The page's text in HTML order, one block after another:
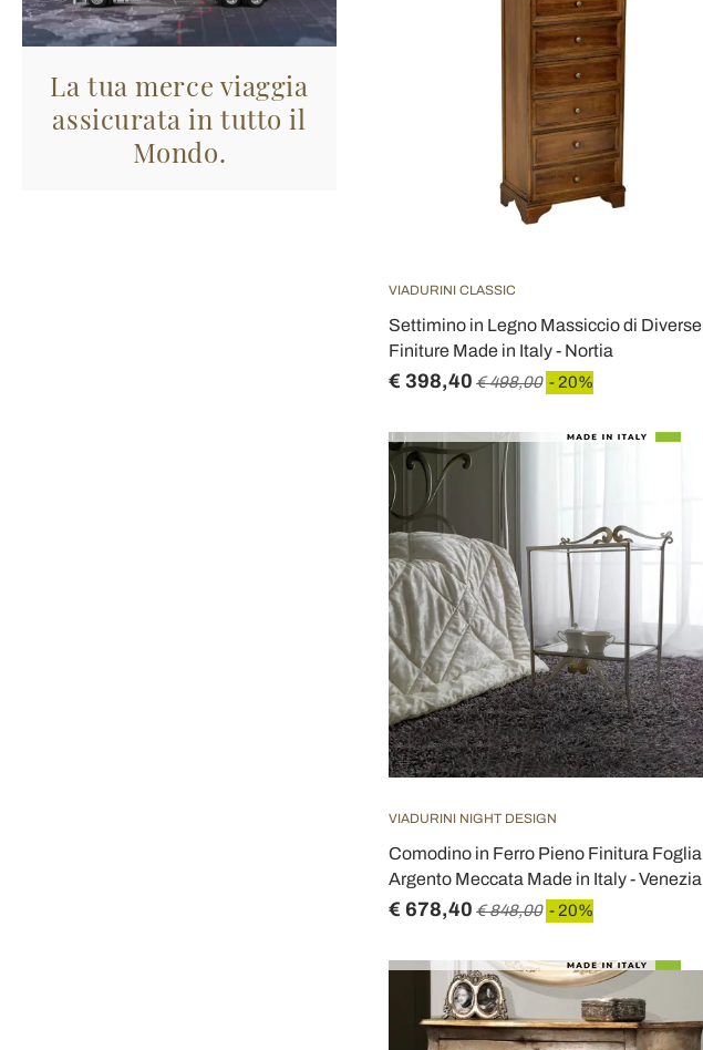
La tua merce viaggia
assicurata in tutto il
Mondo.
VIADURINI CLASSIC
Settimino in Legno Massiccio di Diverse
Finiture Made in Italy - Nortia
€ 398,40 € 498,00 - 20%
VIADURINI NIGHT DESIGN
Comodino in Ferro Pieno Finitura Foglia
Argento Meccata Made in Italy - Venezia
€ 678,40 € 848,00 - 20%